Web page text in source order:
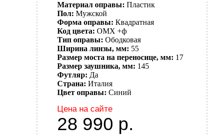
Материал оправы: Пластик
Пол: Мужской
Форма оправы: Квадратная
Код цвета: OMX +ф
Тип оправы: Ободковая
Ширина линзы, мм: 55
Размер моста на переносице, мм: 17
Размер заушника, мм: 145
Футляр: Да
Страна: Италия
Цвет оправы: Синий
Цена на сайте
28 990 р.